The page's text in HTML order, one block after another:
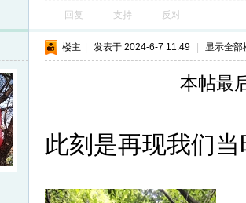
回复 支持 反对
楼主 发表于 2024-6-7 11:49 显示全部
本帖最
此刻是再现我们